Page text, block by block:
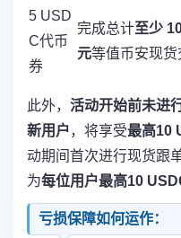
5 USD
C代币
券
完成总计至少
元等值币安现货
此外， 活动开始前未进
新用户，将享受最高10
动期间首次进行现货跟
为每位用户最高10
亏损保障如何运作：